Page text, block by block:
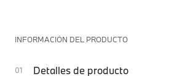
INFORMACIÓN DEL PRODUCTO
Detalles de producto